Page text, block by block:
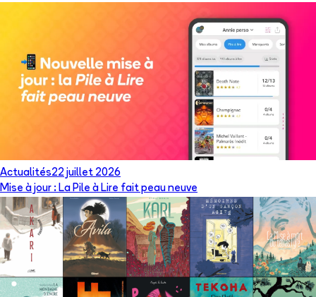
Actualités22 juillet 2026
Mise à jour : La Pile à Lire fait peau neuve